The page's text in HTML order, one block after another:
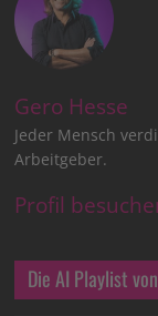
Gero Hesse
Jeder Mensch
Arbeitgeber.
Profil
Die AI Playlist